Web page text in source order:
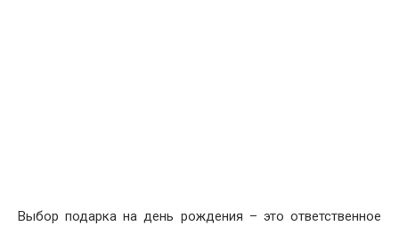
Выбор подарка на день рождения – это ответственное